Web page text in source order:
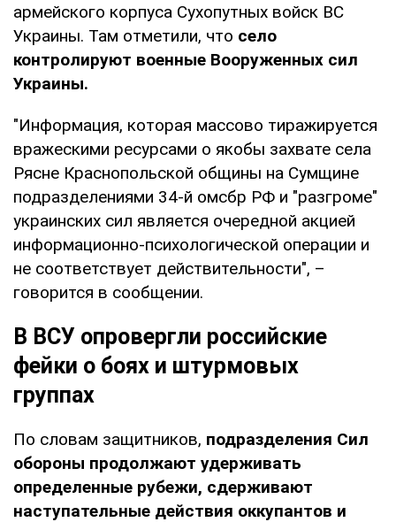
армейского корпуса Сухопутных войск ВС
Украины. Там отметили, что село
контролируют военные Вооруженных сил
Украины.
"Информация, которая массово тиражируется
вражескими ресурсами о якобы захвате села
Рясне Краснопольской общины на Сумщине
подразделениями 34-й омсбр РФ и "разгроме"
украинских сил является очередной акцией
информационно-психологической операции и
не соответствует действительности", –
говорится в сообщении.
В ВСУ опровергли российские
фейки о боях и штурмовых
группах
По словам защитников, подразделения Сил
обороны продолжают удерживать
определенные рубежи, сдерживают
наступательные действия оккупантов и